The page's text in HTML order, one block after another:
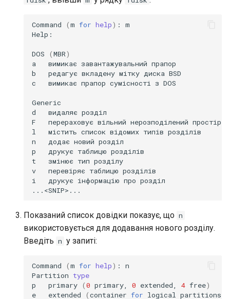
Command (m for help) :
m
Help:
DOS (MBR)
a
вимикає завантажувальний прапор
b
редагує вкладену мітку диска BSD
c
вимикає прапор сумісності з DOS
Generic
d
видаляє розділ
F
перераховує вільний нерозподілений простір
l
містить список відомих типів розділів
n
додає новий розділ
p
друкує таблицю розділів
t
змінює тип розділу
v
перевіряє таблицю розділів
i
друкує інформацію про розділ
Показаний список довідки показує, що n
використовується для додавання нового розділу.
Введіть n у запиті:
Command (m for help) :
n
Partition type
p
primary (0 primary, 0 extended, 4 free)
e
extended (container for logical partitions